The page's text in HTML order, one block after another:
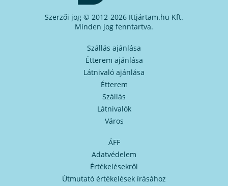
Szerzői jog © 2012-2026 Ittjártam.hu Kft.
Minden jog fenntartva.
Szállás ajánlása
Étterem ajánlása
Látnivaló ajánlása
Étterem
Szállás
Látnivalók
Város
ÁFF
Adatvédelem
Értékelésekről
Útmutató értékelések írásához